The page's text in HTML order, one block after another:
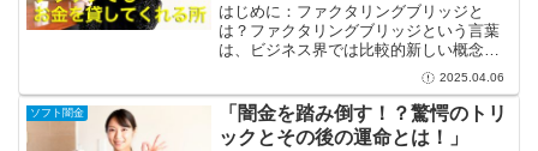
はじめに：ファクタリングブリッジと
は？ファクタリングブリッジという言葉
は、ビジネス界では比較的新しい概念か
もしれません。しかし、資金繰りに関す
る革新的な解決策として注目を集めてい
ます。特に中小企業やスタートアップに
とって、資金繰りの課題は常...
2025.04.06
ソフト闇金
「闇金を踏み倒す！？驚愕のトリ
ックとその後の運命とは！」